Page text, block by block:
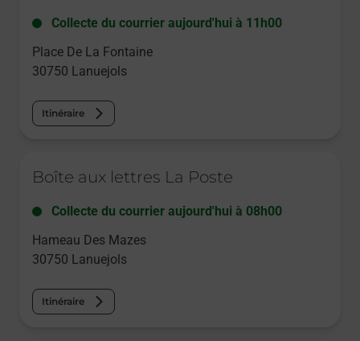
Collecte du courrier aujourd'hui à 11h00
Place De La Fontaine
30750 Lanuejols
Itinéraire
Boîte aux lettres La Poste
Collecte du courrier aujourd'hui à 08h00
Hameau Des Mazes
30750 Lanuejols
Itinéraire